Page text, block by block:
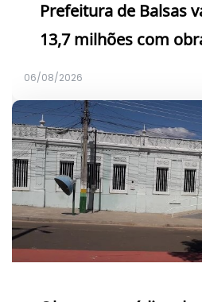
Prefeitura de Balsas
13,7 milhões com
06/08/2026